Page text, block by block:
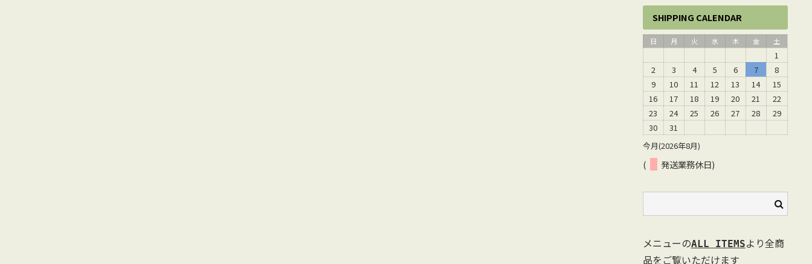
SHIPPING CALENDAR
今月(2026年8月)
日 月 火 水 木 金 土
1
2
3 4 5 6 7
8
9
10 11 12 13 14
15
16
17 18 19 20 21
22
23
24 25 26 27 28
29
30
31
( 発送業務休日)
メニューのALL ITEMSより全商
品をご覧いただけます